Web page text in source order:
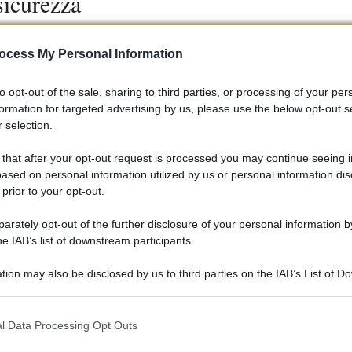
My Personal Information
opt-out of the sale, sharing to third parties, or processing of your
for targeted advertising by us, please use the below opt-out
selection.
that after your opt-out request is processed you may continue seeing
on personal information utilized by us or personal information
to your opt-out.
opt-out of the further disclosure of your personal information
IAB’s list of downstream participants.
may also be disclosed by us to third parties on the IAB’s List of
including but not limited to your visit or usage behaviour. You may
Data Processing Opt Outs
del 2004 ha portato anche a un aggiornamento
l’ASR e airbag di ultima generazione. La dotazione di
solo un’auto sportiva, ma anche sicura e affidabile.
ma il suo impatto nel mercato automobilistico rimane
non solo per il suo design accattivante e le prestazioni